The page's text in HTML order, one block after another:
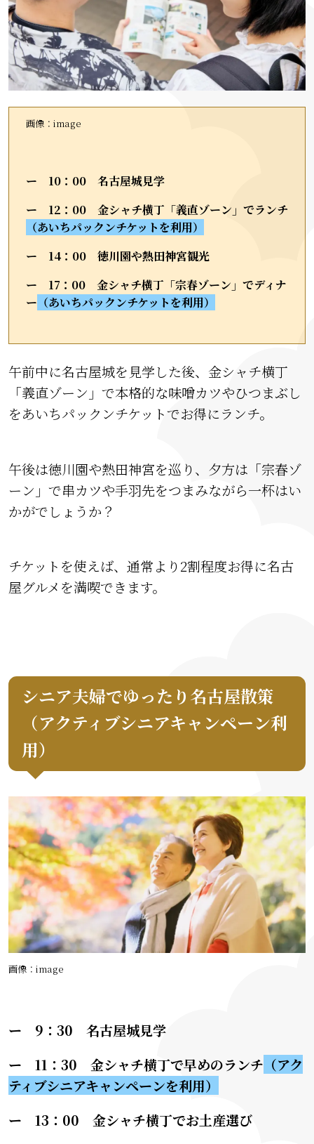
画像：image
ー 10：00 名古屋城見学
ー 12：00 金シャチ横丁「義直ゾーン」でランチ
（あいちパックンチケットを利用）
ー 14：00 徳川園や熱田神宮観光
ー 17：00 金シャチ横丁「宗春ゾーン」でディナ
ー （あいちパックンチケットを利用）
午前中に名古屋城を見学した後、金シャチ横丁
「義直ゾーン」で本格的な味噌カツやひつまぶし
をあいちパックンチケットでお得にランチ。
午後は徳川園や熱田神宮を巡り、夕方は「宗春ゾ
ーン」で串カツや手羽先をつまみながら一杯はい
かがでしょうか？
チケットを使えば、通常より2割程度お得に名古
屋グルメを満喫できます。
シニア夫婦でゆったり名古屋散策
（アクティブシニアキャンペーン利
用）
画像：image
ー 9： 30 名古屋城見学
ー 11：30 金シャチ横丁で早めのランチ （アク
ティブシニアキャンペーンを利用）
ー 13：00 金シャチ横丁でお土産選び